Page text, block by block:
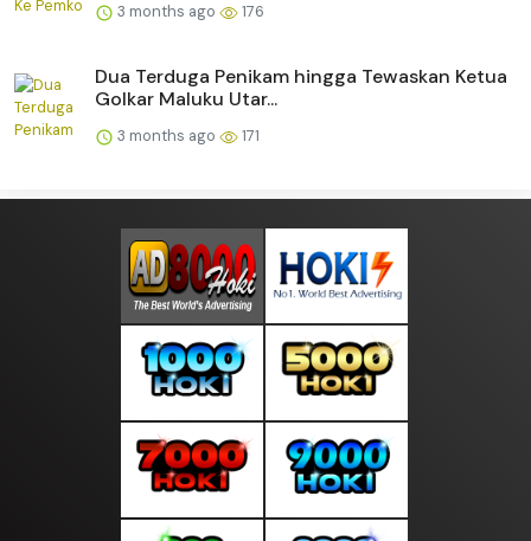
3 months ago 176
Dua Terduga Penikam hingga Tewaskan Ketua
Golkar Maluku Utar...
3 months ago 171